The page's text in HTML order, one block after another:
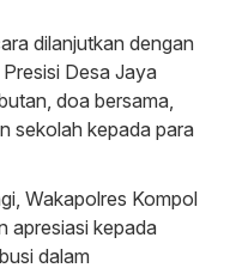
dilanjutkan dengan
Desa Jaya
doa bersama,
sekolah kepada para
Wakapolres Kompol
apresiasi kepada
dalam